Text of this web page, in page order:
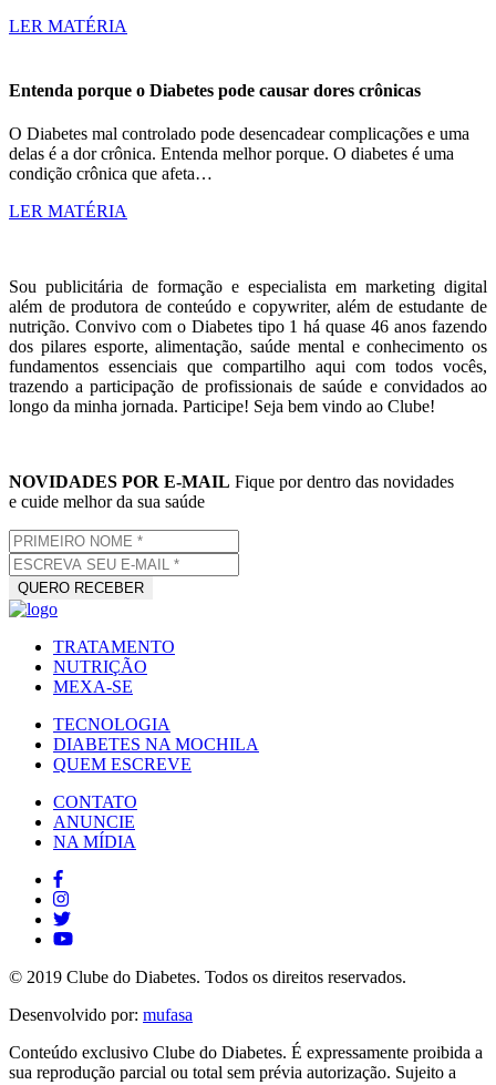
LER MATÉRIA
Entenda porque o Diabetes pode causar dores crônicas
O Diabetes mal controlado pode desencadear complicações e uma
delas é a dor crônica. Entenda melhor porque. O diabetes é uma
condição crônica que afeta…
LER MATÉRIA
Sou publicitária de formação e especialista em marketing digital
além de produtora de conteúdo e copywriter, além de estudante de
nutrição. Convivo com o Diabetes tipo 1 há quase 46 anos fazendo
dos pilares esporte, alimentação, saúde mental e conhecimento os
fundamentos essenciais que compartilho aqui com todos vocês,
trazendo a participação de profissionais de saúde e convidados ao
longo da minha jornada. Participe! Seja bem vindo ao Clube!
NOVIDADES POR E-MAIL Fique por dentro das novidades
e cuide melhor da sua saúde
TRATAMENTO
NUTRIÇÃO
MEXA-SE
TECNOLOGIA
DIABETES NA MOCHILA
QUEM ESCREVE
CONTATO
ANUNCIE
NA MÍDIA
© 2019 Clube do Diabetes. Todos os direitos reservados.
Desenvolvido por: mufasa
Conteúdo exclusivo Clube do Diabetes. É expressamente proibida a
sua reprodução parcial ou total sem prévia autorização. Sujeito a